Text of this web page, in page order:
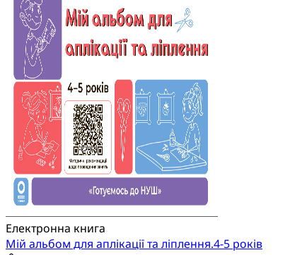
Електронна книга
Мій альбом для аплікації та ліплення.4-5 років